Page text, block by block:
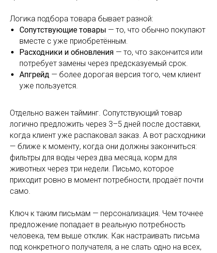
Логика подбора товара бывает разной:
Сопутствующие товары — то, что обычно покупают
вместе с уже приобретённым.
Расходники и обновления — то, что закончится или
потребует замены через предсказуемый срок.
Апгрейд — более дорогая версия того, чем клиент
уже пользуется.
Отдельно важен тайминг. Сопутствующий товар
логично предложить через 3–5 дней после доставки,
когда клиент уже распаковал заказ. А вот расходники
— ближе к моменту, когда они должны закончиться:
фильтры для воды через два месяца, корм для
животных через три недели. Письмо, которое
приходит ровно в момент потребности, продаёт почти
само.
Ключ к таким письмам — персонализация. Чем точнее
предложение попадает в реальную потребность
человека, тем выше отклик. Как настраивать письма
под конкретного получателя, а не слать одно на всех,